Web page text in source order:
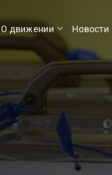
О движении Новости